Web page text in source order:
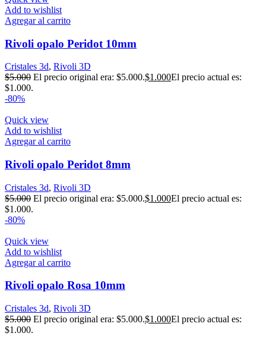
Add to wishlist
Agregar al carrito
Rivoli opalo Peridot 10mm
Cristales 3d, Rivoli 3D
$5.000 El precio original era: $5.000.$1.000El precio actual es:
$1.000.
-80%
Quick view
Add to wishlist
Agregar al carrito
Rivoli opalo Peridot 8mm
Cristales 3d, Rivoli 3D
$5.000 El precio original era: $5.000.$1.000El precio actual es:
$1.000.
-80%
Quick view
Add to wishlist
Agregar al carrito
Rivoli opalo Rosa 10mm
Cristales 3d, Rivoli 3D
$5.000 El precio original era: $5.000.$1.000El precio actual es:
$1.000.